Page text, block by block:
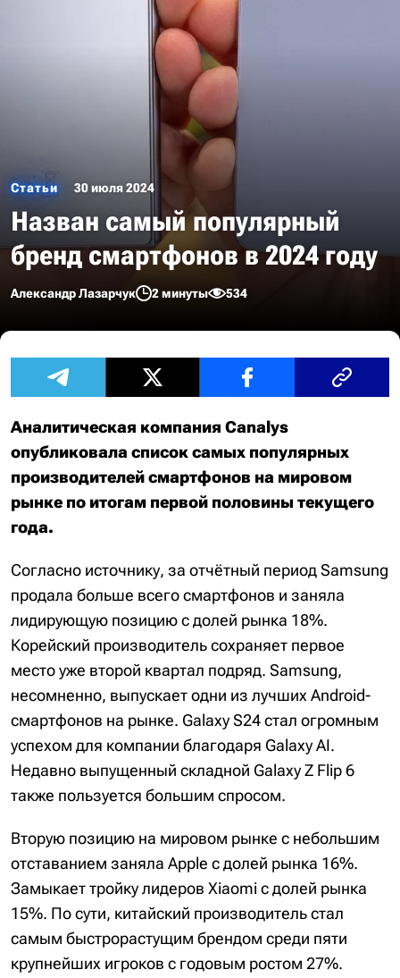
Статьи 30 июля 2024
Назван самый популярный
бренд смартфонов в 2024 году
Александр Лазарчук 2 минуты 534
Аналитическая компания Canalys
опубликовала список самых популярных
производителей смартфонов на мировом
рынке по итогам первой половины текущего
года.
Согласно источнику, за отчётный период Samsung
продала больше всего смартфонов и заняла
лидирующую позицию с долей рынка 18%.
Корейский производитель сохраняет первое
место уже второй квартал подряд. Samsung,
несомненно, выпускает одни из лучших Android-
смартфонов на рынке. Galaxy S24 стал огромным
успехом для компании благодаря Galaxy AI.
Недавно выпущенный складной Galaxy Z Flip 6
также пользуется большим спросом.
Вторую позицию на мировом рынке с небольшим
отставанием заняла Apple с долей рынка 16%.
Замыкает тройку лидеров Xiaomi с долей рынка
15%. По сути, китайский производитель стал
самым быстрорастущим брендом среди пяти
крупнейших игроков с годовым ростом 27%.